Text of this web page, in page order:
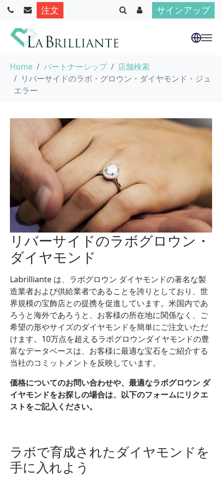
注文 サインアップ
Home パートナーシップ
店舗検索
リバーサイドのラボ・グロウン・ダイヤモンド・ジュ
エラー
リバーサイドのラボグロウン・
ダイヤモンド
Labrilliante は、ラボグロウン ダイヤモンドの著名な製
造業者および供給業者であることを誇りとしており、世
界規模の宝飾店との提携を促進しています。米国内であ
ろうと海外であろうと、お客様の所在地に関係なく、ご
希望の形やサイズのダイヤモンドを簡単にご注文いただ
けます。10万点を超えるラボグロウンダイヤモンドの豊
富なデータベースは、お客様に最適な宝石をご紹介する
当社のコミットメントを反映しています。
価格についてのお問い合わせや、最適なラボグロウン ダ
イヤモンドをお探しの場合は、以下のフォームにリクエ
ストをご記入ください。
ラボで育成されたダイヤモンドを
手に入れよう